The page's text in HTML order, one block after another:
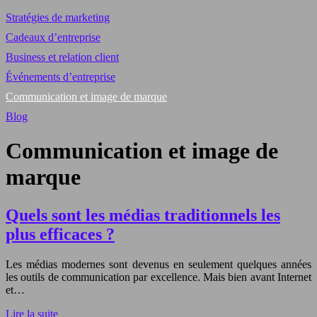
Stratégies de marketing
Cadeaux d’entreprise
Business et relation client
Événements d’entreprise
Communication et image de marque
Blog
Communication et image de
marque
Quels sont les médias traditionnels les
plus efficaces ?
Les médias modernes sont devenus en seulement quelques années
les outils de communication par excellence. Mais bien avant Internet
et…
Lire la suite